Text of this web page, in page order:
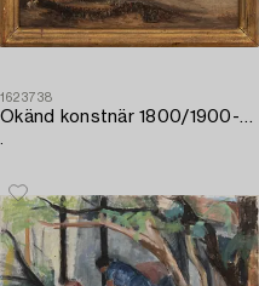
1623738
Okänd konstnär 1800/1900-tal